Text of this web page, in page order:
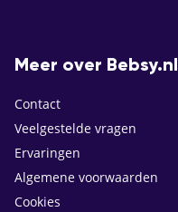
Meer over Bebsy.nl
Contact
Veelgestelde vragen
Ervaringen
Algemene voorwaarden
Cookies